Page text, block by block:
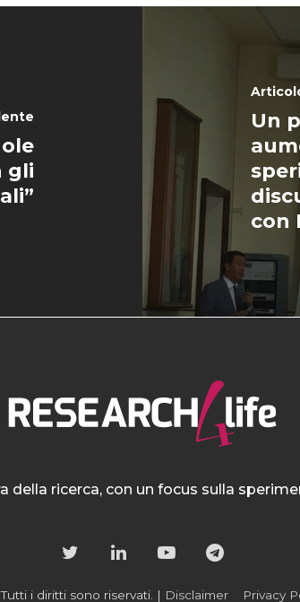
gli
Un
con
della ricerca, con un focus sulla
i diritti sono riservati. | Disclaimer Privacy